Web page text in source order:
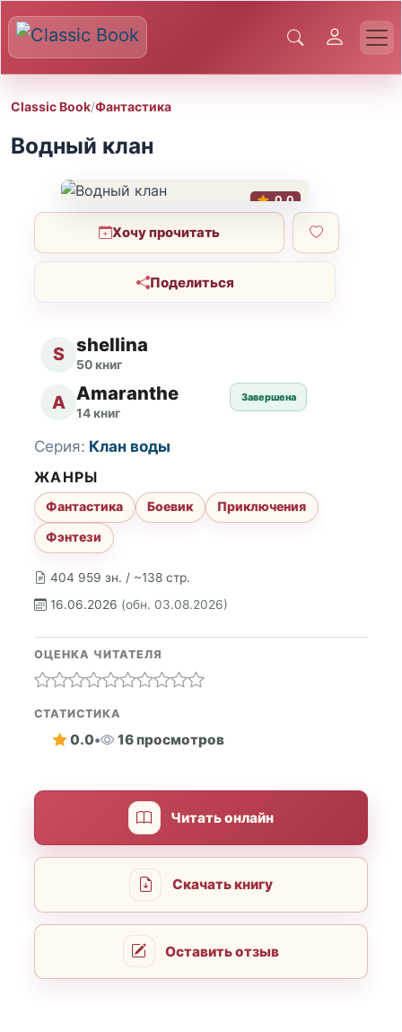
Classic Book/Фантастика
Водный клан
0.0
Хочу прочитать
Поделиться
S shellina
50 книг
A Amaranthe
14 книг
Завершена
404 959 зн. / ~138 стр.
16.06.2026 (обн. 03.08.2026)
Серия: Клан воды
ЖАНРЫ
Фантастика Боевик
Приключения
Фэнтези
ОЦЕНКА ЧИТАТЕЛЯ
СТАТИСТИКА
0.0• 16 просмотров
Читать онлайн
Скачать книгу
Оставить отзыв